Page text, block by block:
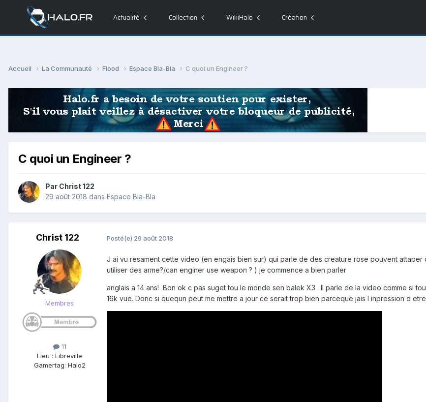
Actualité Collection WikiHalo Création
Accueil La Communauté Flood Espace Bla-Bla C quoi un Engineer ?
C quoi un Engineer ?
Par Christ 122
29 août 2018 dans Espace Bla-Bla
Christ 122
Membres
11
Lieu : Libreville
Gamertag: Halo2
Posté(e) 29 août 2018
J ai vu resament cette video (en engais bien sur) qui parle de des creature rose pouvent
utiliser des arme?/can enginer use weapon ? ) je commence a bien parler
anglais a 14 ans! Bon ok c pas suget tou le monde sen balek X3 . Il parle de la video comme si
16k vue. Donc si quequn peut me mettre a jour ce serait trop bien parceque jais l inpression d